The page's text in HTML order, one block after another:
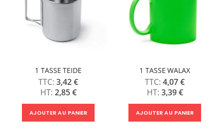
1 TASSE TEIDE
3,42 €
2,85 €
AJOUTER AU PANIER
1 TASSE WALAX
4,07 €
3,39 €
AJOUTER AU PANIER